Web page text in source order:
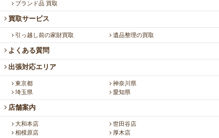
ブランド品 買取
買取サービス
引っ越し前の家財買取 遺品整理の買取
よくある質問
出張対応エリア
東京都
神奈川県
埼玉県
愛知県
店舗案内
大和本店
世田谷店
相模原店
厚木店